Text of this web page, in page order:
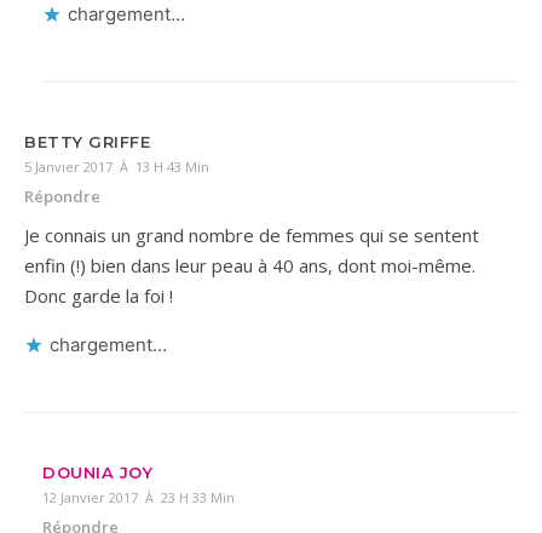
chargement…
BETTY GRIFFE
5 Janvier 2017 À 13 H 43 Min
Répondre
Je connais un grand nombre de femmes qui se sentent
enfin (!) bien dans leur peau à 40 ans, dont moi-même.
Donc garde la foi !
chargement…
DOUNIA JOY
12 Janvier 2017 À 23 H 33 Min
Répondre